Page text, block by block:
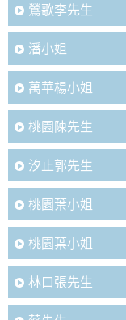
鶯歌李先生
潘小姐
萬華楊小姐
桃園陳先生
汐止郭先生
桃園葉小姐
桃園葉小姐
林口張先生